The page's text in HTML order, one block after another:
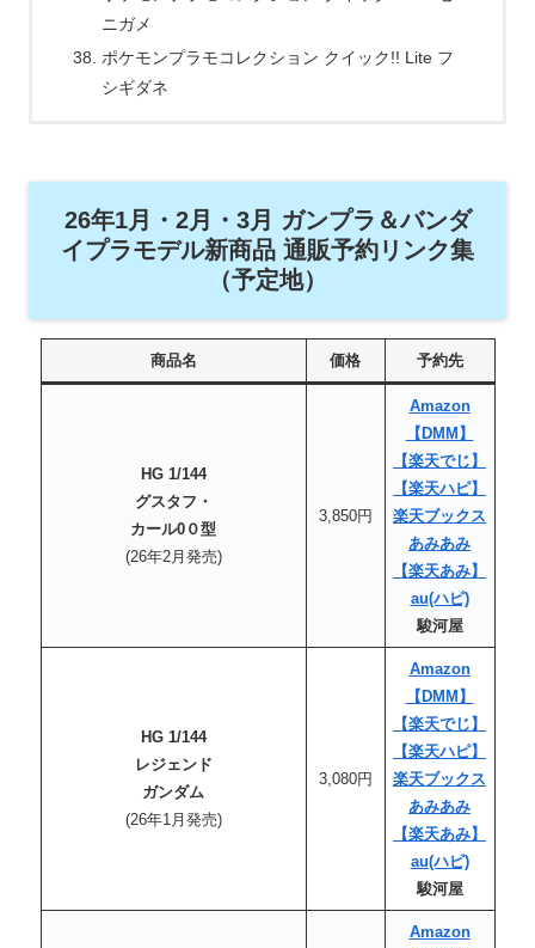
ニガメ
ポケモンプラモコレクション クイック!! Lite フ
シギダネ
26年1月・2月・3月 ガンプラ＆バンダ
イプラモデル新商品 通販予約リンク集
（予定地）
商品名 価格 予約先
HG 1/144
グスタフ・
カール0０型
(26年2月発売)
3,850円
Amazon
【DMM】
【楽天でじ】
【楽天ハピ】
楽天ブックス
あみあみ
【楽天あみ】
au(ハピ)
駿河屋
HG 1/144
レジェンド
ガンダム
(26年1月発売)
3,080円
Amazon
【DMM】
【楽天でじ】
【楽天ハピ】
楽天ブックス
あみあみ
【楽天あみ】
au(ハピ)
駿河屋
Amazon